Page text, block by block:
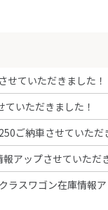
せていただきました！
ていただきました！
ご納車させていただ
報アップさせていただ
ラスワゴン在庫情報